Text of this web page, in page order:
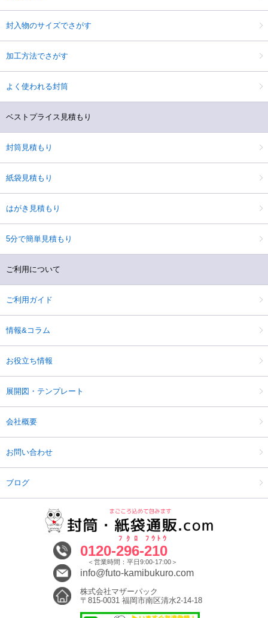
封入物のサイズでさがす
加工方法でさがす
よく使われる封筒
ベストプライス見積もり
封筒見積もり
紙袋見積もり
はがき見積もり
5分で簡単見積もり
ご利用について
ご利用ガイド
情報&コラム
お役立ち情報
展開図・テンプレート
会社概要
お問い合わせ
ブログ
0120-296
ﾌｸﾛ
-210
ﾌｳﾄｳ
＜営業時間：平日9:00-17:00＞
info@futo-kamibukuro.com
株式会社マザーパック
〒815-0031 福岡市南区清水2-14-18